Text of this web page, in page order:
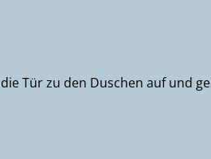
Tür zu den Duschen auf und